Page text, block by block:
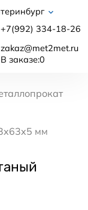
+7(992) 334-18-26
zakaz@met2met.ru
В заказе:0
мм